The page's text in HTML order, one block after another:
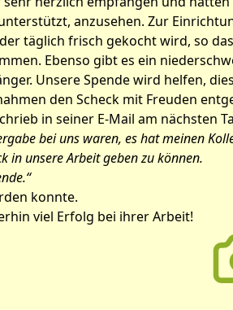
anzusehen. Zur
täglich frisch gekocht wird, so
Ebenso gibt es ein
Unsere Spende wird helfen,
den Scheck mit Freuden
in seiner E-Mail am nächsten
bei uns waren, es hat meinen
in unsere Arbeit geben zu können.
konnte.
viel Erfolg bei ihrer Arbeit!